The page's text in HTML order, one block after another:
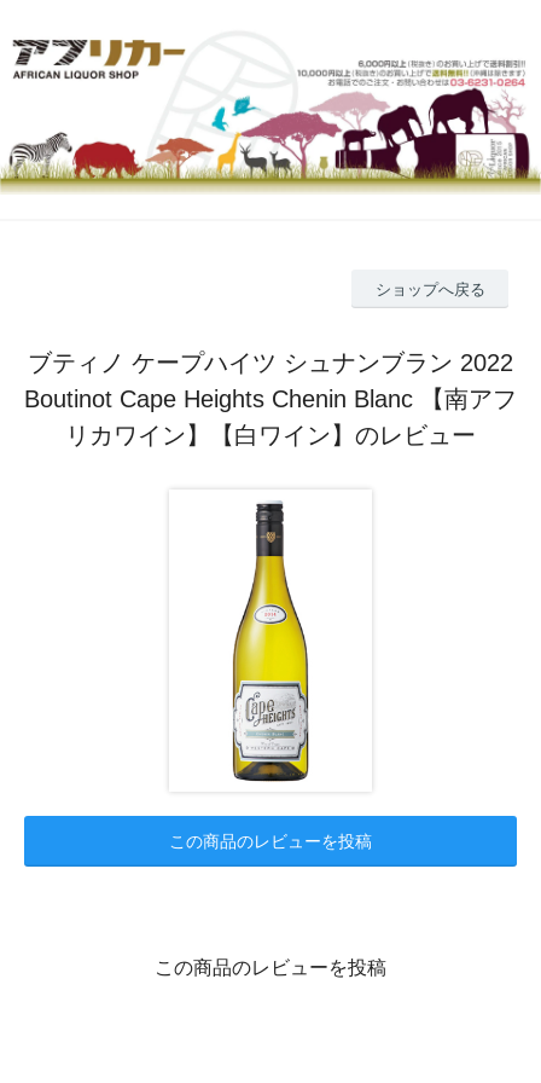
ショップへ戻る
ブティノ ケープハイツ シュナンブラン 2022
Boutinot Cape Heights Chenin Blanc 【南アフ
リカワイン】【白ワイン】のレビュー
この商品のレビューを投稿
この商品のレビューを投稿